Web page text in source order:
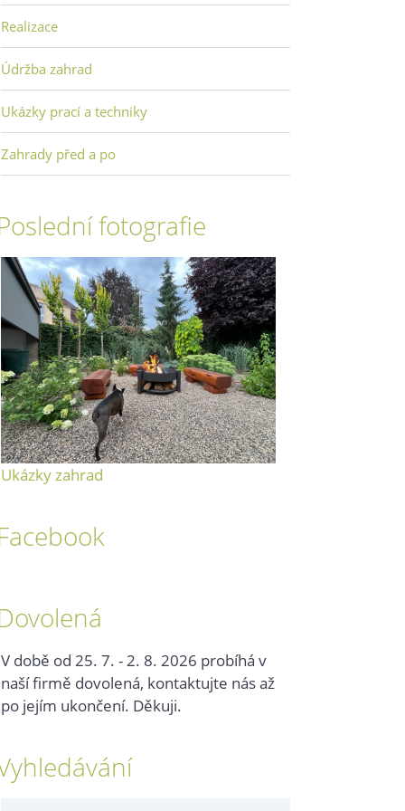
Realizace
Údržba zahrad
Ukázky prací a techniky
Zahrady před a po
fotografie
Ukázky zahrad
V době od 25. 7. - 2. 8. 2026 probíhá v
naší firmě dovolená, kontaktujte nás až
po jejím ukončení. Děkuji.